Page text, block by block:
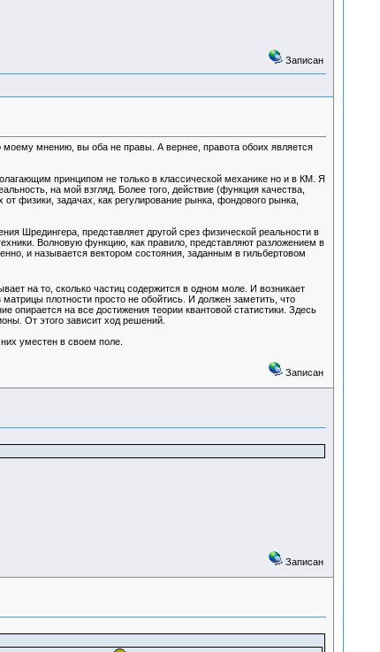
Записан
мнению, вы оба не правы. А вернее, правота обоих является
принципом не только в классической механике но и в КМ. Я
на мой взгляд. Более того, действие (функция качества,
физики, задачах, как регулирование рынка, фондового рынка,
Шредингера, представляет другой срез физической реальности в
Волновую функцию, как правило, представляют разложением в
и называется вектором состояния, заданным в гильбертовом
на то, сколько частиц содержится в одном моле. И возникает
плотности просто не обойтись. И должен заметить, что
на все достижения теории квантовой статистики. Здесь
От этого зависит ход решений.
уместен в своем поле.
Записан
Записан